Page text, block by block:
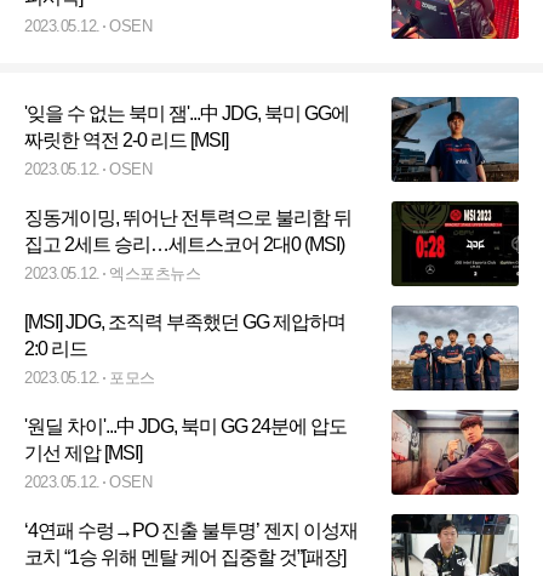
2023.05.12. OSEN
'잊을 수 없는 북미 잼'...中 JDG, 북미 GG에
짜릿한 역전 2-0 리드 [MSI]
2023.05.12. OSEN
징동게이밍, 뛰어난 전투력으로 불리함 뒤
집고 2세트 승리…세트스코어 2대0 (MSI)
2023.05.12. 엑스포츠뉴스
[MSI] JDG, 조직력 부족했던 GG 제압하며
2:0 리드
2023.05.12. 포모스
'원딜 차이'...中 JDG, 북미 GG 24분에 압도
기선 제압 [MSI]
2023.05.12. OSEN
‘4연패 수렁→PO 진출 불투명’ 젠지 이성재
코치 “1승 위해 멘탈 케어 집중할 것”[패장]